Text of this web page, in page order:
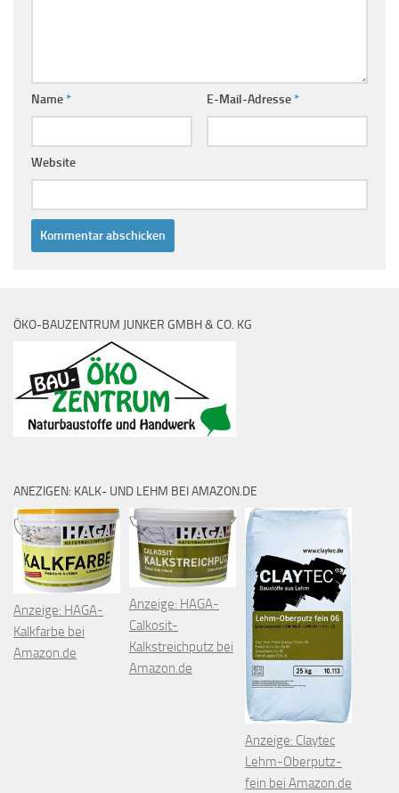
Name* E-Mail-Adresse*
Website
ÖKO-BAUZENTRUM JUNKER GMBH & CO. KG
ANEZIGEN: KALK- UND LEHM BEI AMAZON.DE
Anzeige: HAGA-
Kalkfarbe bei
Amazon.de
Anzeige: HAGA-
Calkosit-
Kalkstreichputz bei
Amazon.de
Anzeige: Claytec
Lehm-Oberputz-
fein bei Amazon.de